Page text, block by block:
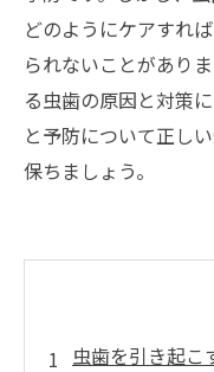
どのようにケアすれ
られないことがあり
る虫歯の原因と対策
と予防について正し
保ちましょう。
虫歯を引き起こ